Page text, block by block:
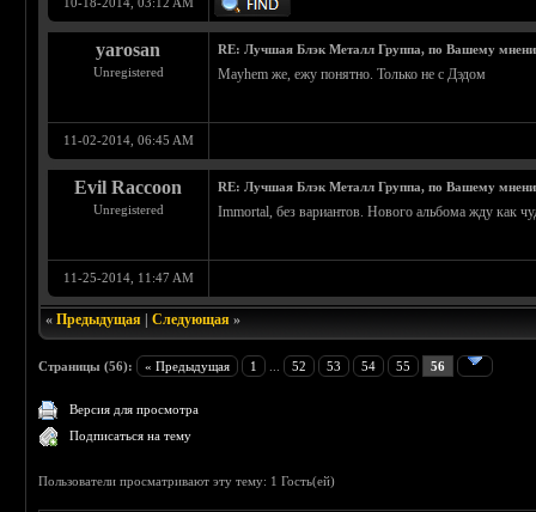
yarosan
Unregistered
RE: Лучшая Блэк Металл Группа, по Вашему
Mayhem же, ежу понятно. Только не с Дэдом
11-02-2014, 06:45 AM
Evil Raccoon
Unregistered
RE: Лучшая Блэк Металл Группа, по Вашему
Immortal, без вариантов. Нового альбома жду как
11-25-2014, 11:47 AM
«Предыдущая |Следующая »
Страницы (56): « Предыдущая 1 52 53 54 55 56
Версия для просмотра
Подписаться на тему
Пользователи просматривают эту тему: 1 Гость(ей)